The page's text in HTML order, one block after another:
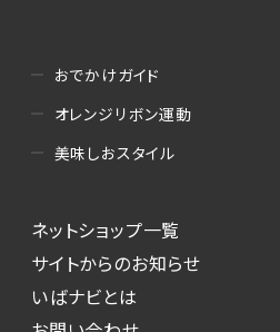
おでかけガイド
オレンジリボン運動
美味しおスタイル
ネットショップ一覧
サイトからのお知らせ
いばナビとは